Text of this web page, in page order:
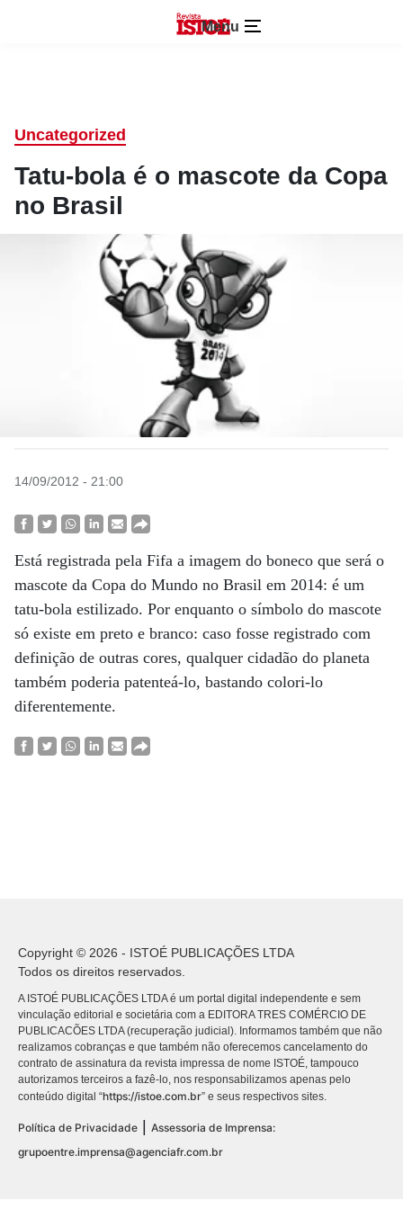
Menu
Uncategorized
Tatu-bola é o mascote da Copa
no Brasil
14/09/2012 - 21:00
Está registrada pela Fifa a imagem do boneco que será o
mascote da Copa do Mundo no Brasil em 2014: é um
tatu-bola estilizado. Por enquanto o símbolo do mascote
só existe em preto e branco: caso fosse registrado com
definição de outras cores, qualquer cidadão do planeta
também poderia patenteá-lo, bastando colori-lo
diferentemente.
Copyright © 2026 - ISTOÉ PUBLICAÇÕES LTDA
Todos os direitos reservados.
A ISTOÉ PUBLICAÇÕES LTDA é um portal digital independente e sem
vinculação editorial e societária com a EDITORA TRES COMÉRCIO DE
PUBLICACÕES LTDA (recuperação judicial). Informamos também que não
realizamos cobranças e que também não oferecemos cancelamento do
contrato de assinatura da revista impressa de nome ISTOÉ, tampouco
autorizamos terceiros a fazê-lo, nos responsabilizamos apenas pelo
conteúdo digital “https://istoe.com.br” e seus respectivos sites.
Política de Privacidade
Assessoria de Imprensa:
grupoentre.imprensa@agenciafr.com.br